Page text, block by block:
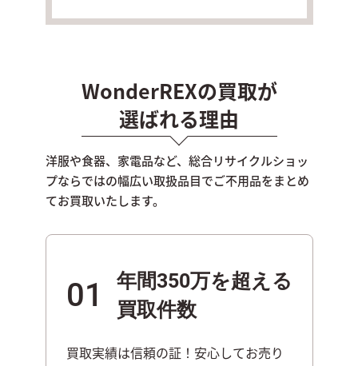
WonderREXの買取が
選ばれる理由
洋服や食器、家電品など、総合リサイクルショッ
プならではの幅広い取扱品目でご不用品をまとめ
てお買取いたします。
01
年間350万を超える
買取件数
買取実績は信頼の証！安心してお売り